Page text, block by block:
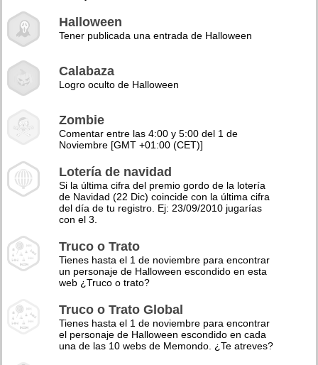
Halloween
Tener publicada una entrada de Halloween
Calabaza
Logro oculto de Halloween
Zombie
Comentar entre las 4:00 y 5:00 del 1 de
Noviembre [GMT +01:00 (CET)]
Lotería de navidad
Si la última cifra del premio gordo de la lotería
de Navidad (22 Dic) coincide con la última cifra
del día de tu registro. Ej: 23/09/2010 jugarías
con el 3.
Truco o Trato
Tienes hasta el 1 de noviembre para encontrar
un personaje de Halloween escondido en esta
web ¿Truco o trato?
Truco o Trato Global
Tienes hasta el 1 de noviembre para encontrar
el personaje de Halloween escondido en cada
una de las 10 webs de Memondo. ¿Te atreves?